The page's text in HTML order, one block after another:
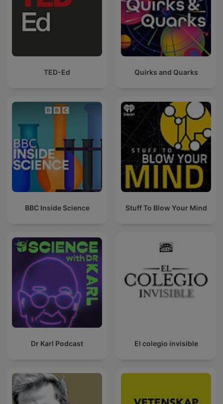
TED-Ed Quirks and Quarks
BBC Inside Science Stuff To Blow Your Mind
Dr Karl Podcast El colegio invisible